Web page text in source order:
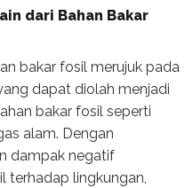
dari Bahan Bakar
bakar fosil merujuk pada
dapat diolah menjadi
bakar fosil seperti
alam. Dengan
dampak negatif
terhadap lingkungan,